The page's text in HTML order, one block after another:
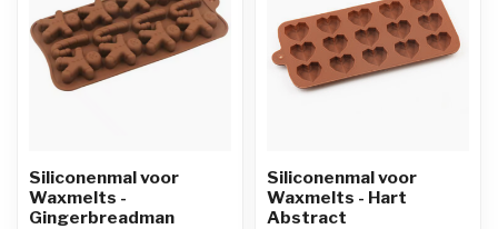
Siliconenmal voor
Waxmelts -
Gingerbreadman
Siliconenmal voor
Waxmelts - Hart
Abstract